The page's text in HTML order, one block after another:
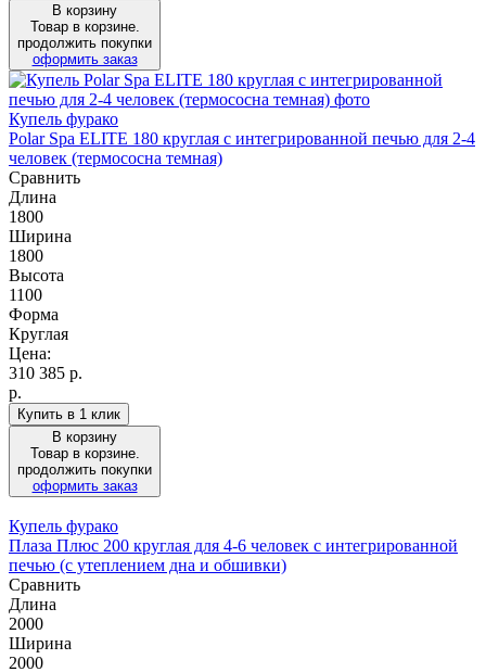
В корзину
Товар в корзине.
продолжить покупки
оформить заказ
Купель фурако
Polar Spa ELITE 180 круглая с интегрированной печью для 2-4
человек (термососна темная)
Сравнить
Длина
1800
Ширина
1800
Высота
1100
Форма
Круглая
Цена:
310 385 р.
р.
Купить в 1 клик
В корзину
Товар в корзине.
продолжить покупки
оформить заказ
Купель фурако
Плаза Плюс 200 круглая для 4-6 человек с интегрированной
печью (с утеплением дна и обшивки)
Сравнить
Длина
2000
Ширина
2000